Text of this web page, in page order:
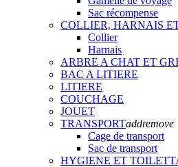
Sac récompense
COLLIER, HARNAIS
Collier
Harnais
ARBRE A CHAT ET
BAC A LITIERE
LITIERE
COUCHAGE
JOUET
TRANSPORTaddremove
Cage de transport
Sac de transport
HYGIENE ET